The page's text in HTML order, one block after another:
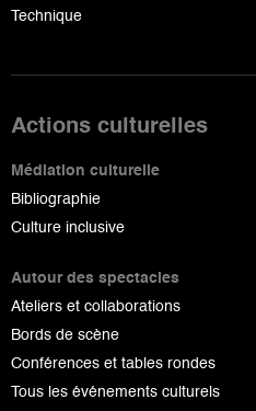
Technique
Actions culturelles
Médiation culturelle
Bibliographie
Culture inclusive
Autour des spectacles
Ateliers et collaborations
Bords de scène
Conférences et tables rondes
Tous les événements culturels